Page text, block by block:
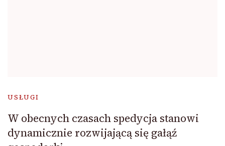
USŁUGI
W obecnych czasach spedycja stanowi
dynamicznie rozwijającą się gałąź